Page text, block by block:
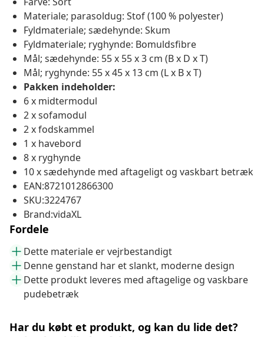
Materiale; parasoldug: Stof (100 % polyester)
Fyldmateriale; sædehynde: Skum
Fyldmateriale; ryghynde: Bomuldsfibre
Mål; sædehynde: 55 x 55 x 3 cm (B x D x T)
Mål; ryghynde: 55 x 45 x 13 cm (L x B x T)
Pakken indeholder:
6 x midtermodul
2 x sofamodul
2 x fodskammel
1 x havebord
8 x ryghynde
10 x sædehynde med aftageligt og vaskbart betræk
EAN:8721012866300
SKU:3224767
Brand:vidaXL
Fordele
Dette materiale er vejrbestandigt
Denne genstand har et slankt, moderne design
Dette produkt leveres med aftagelige og vaskbare
pudebetræk
Har du købt et produkt, og kan du lide det?